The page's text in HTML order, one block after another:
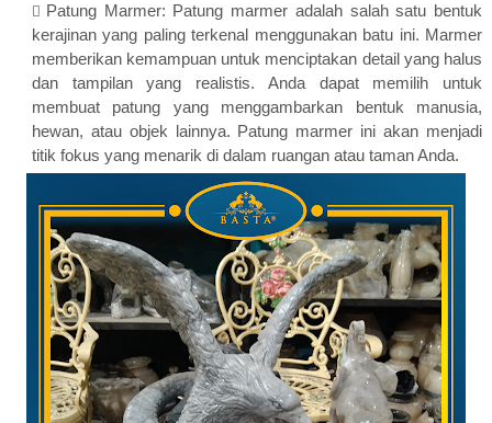
Patung Marmer: Patung marmer adalah salah satu bentuk
kerajinan yang paling terkenal menggunakan batu ini. Marmer
memberikan kemampuan untuk menciptakan detail yang halus
dan tampilan yang realistis. Anda dapat memilih untuk
membuat patung yang menggambarkan bentuk manusia,
hewan, atau objek lainnya. Patung marmer ini akan menjadi
titik fokus yang menarik di dalam ruangan atau taman Anda.